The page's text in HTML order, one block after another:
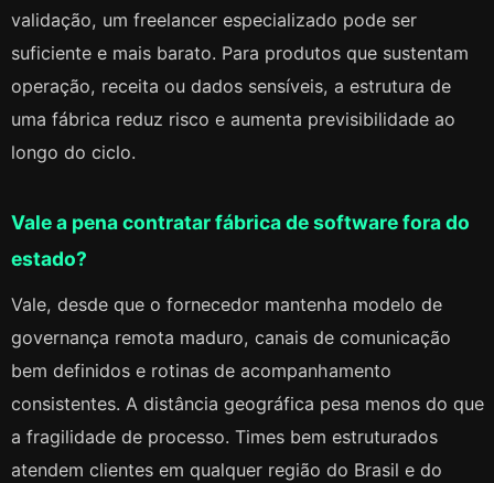
validação, um freelancer especializado pode ser
suficiente e mais barato. Para produtos que sustentam
operação, receita ou dados sensíveis, a estrutura de
uma fábrica reduz risco e aumenta previsibilidade ao
longo do ciclo.
Vale a pena contratar fábrica de software fora do
estado?
Vale, desde que o fornecedor mantenha modelo de
governança remota maduro, canais de comunicação
bem definidos e rotinas de acompanhamento
consistentes. A distância geográfica pesa menos do que
a fragilidade de processo. Times bem estruturados
atendem clientes em qualquer região do Brasil e do